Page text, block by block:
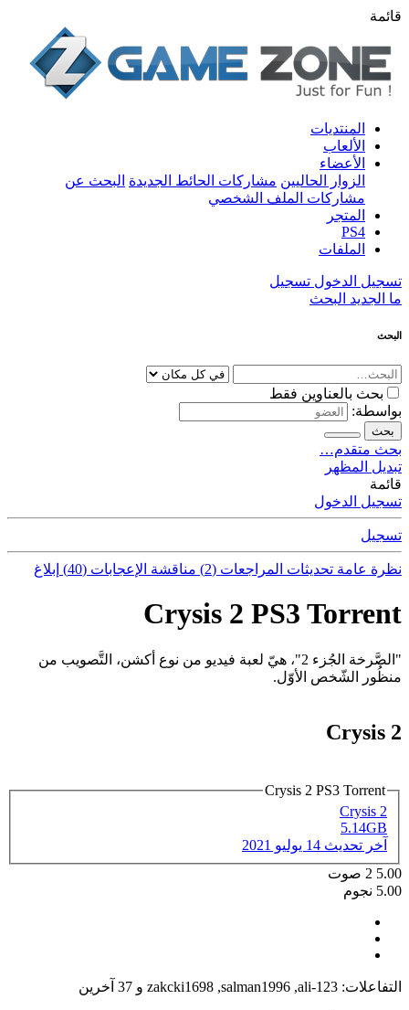
قائمة
المنتديات
الألعاب
الأعضاء
الزوار الحاليين مشاركات الحائط الجديدة البحث عن
مشاركات الملف الشخصي
المتجر
PS4
الملفات
تسجيل الدخول تسجيل
ما الجديد البحث
البحث
بحث بالعناوين فقط
بواسطة:
بحث
بحث متقدم…
تبديل المظهر
قائمة
تسجيل الدخول
تسجيل
نظرة عامة تحديثات المراجعات (2) مناقشة الإعجابات (40) إبلاغ
Crysis 2 PS3 Torrent
"الصَّرخة الجُزء 2"، هيّ لعبة فيديو من نوع أكشن، التَّصويب من
منظُور الشّخص الأوّل.
Crysis 2
Crysis 2 PS3 Torrent
Crysis 2
5.14GB
آخر تحديث 14 يوليو 2021
5.00
2 صوت
5.00 نجوم
التفاعلات: ali-123
,
salman1996
,
zakcki1698 و 37 آخرين